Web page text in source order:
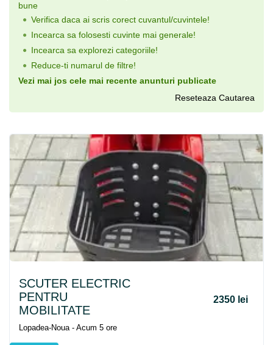
bune
Verifica daca ai scris corect cuvantul/cuvintele!
Incearca sa folosesti cuvinte mai generale!
Incearca sa explorezi categoriile!
Reduce-ti numarul de filtre!
Vezi mai jos cele mai recente anunturi publicate
Reseteaza Cautarea
SCUTER ELECTRIC
PENTRU
MOBILITATE
2350 lei
Lopadea-Noua - Acum 5 ore